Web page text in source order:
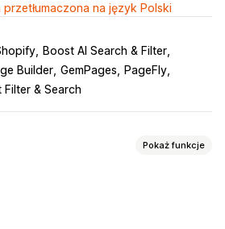
przetłumaczona na język Polski
Boost AI Search & Filter
Builder GemPages
PageFly
& Search
Pokaż funkcje